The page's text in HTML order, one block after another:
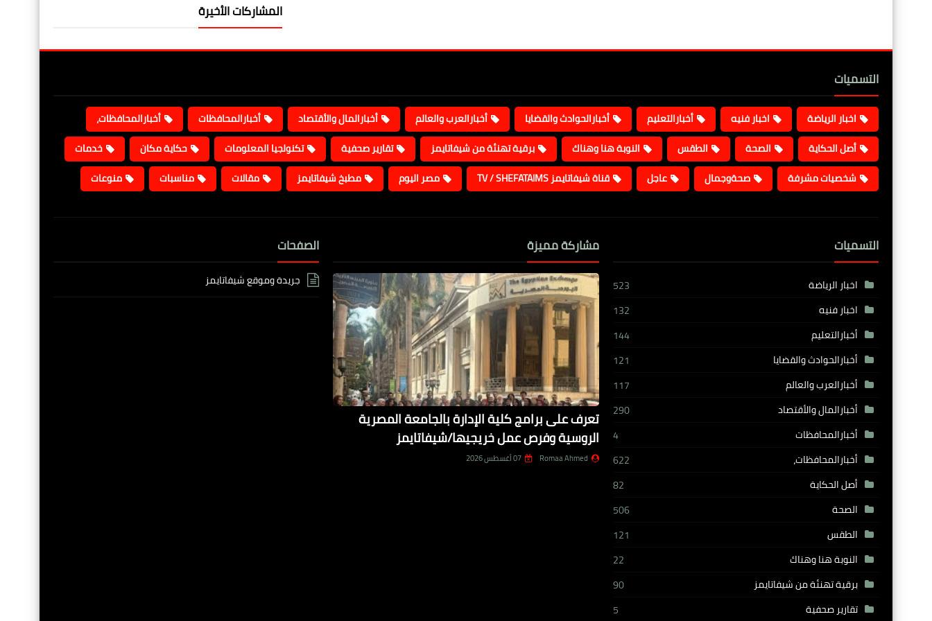
المشاركات الأخيرة
التسميات
اخبار الرياضة اخبار فنيه أخبارالتعليم أخبارالحوادث والقضايا أخبارالعرب والعالم أخبارالمال والأقتصاد أخبارالمحافظات
أخبارالمحافظات،
أصل الحكاية
الصحة الطقس النوبة هنا وهناك برقية تهنئة من شيفاتايمز تقارير صحفية تكنولجيا المعلومات حكاية مكان
خدمات
شخصيات مشرفة
صحةوجمال عاجل قناة شيفاتايمز TV / SHEFATAIMS مصر اليوم مطبخ شيفاتايمز مقالات مناسبات منوعات
التسميات
اخبار الرياضة
523
اخبار فنيه
132
أخبارالتعليم
144
أخبارالحوادث والقضايا
121
أخبارالعرب والعالم
117
أخبارالمال والأقتصاد
290
أخبارالمحافظات
4
أخبارالمحافظات،
622
أصل الحكاية
82
الصحة
506
الطقس
121
النوبة هنا وهناك
22
برقية تهنئة من شيفاتايمز
90
تقارير صحفية
5
مشاركة مميزة
تعرف على برامج كلية الإدارة بالجامعة المصرية
الروسية وفرص عمل خريجيها/شيفاتايمز
Romaa Ahmed 07 أغسطس 2026
الصفحات
جريدة وموقع شيفاتايمز